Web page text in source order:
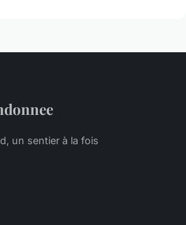
un sentier à la fois